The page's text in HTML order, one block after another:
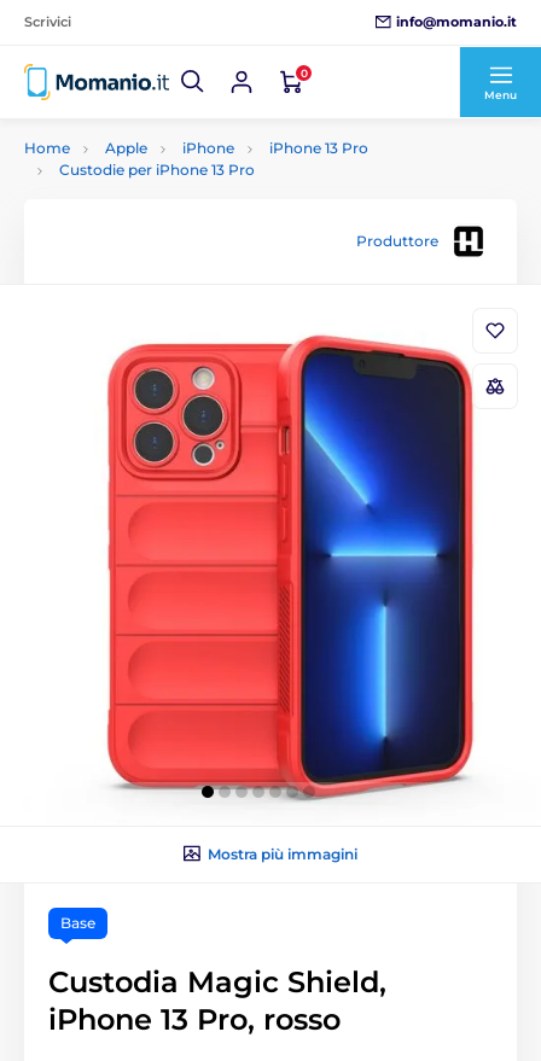
Scrivici info@momanio.it
0
Menu
Home Apple iPhone
iPhone 13 Pro
Custodie per iPhone 13 Pro
Produttore
Mostra più immagini
Base
Custodia Magic Shield,
iPhone 13 Pro, rosso